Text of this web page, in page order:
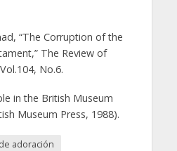
“The Corruption of the
The Review of
No.6.
in the British Museum
Museum Press, 1988).
adoración